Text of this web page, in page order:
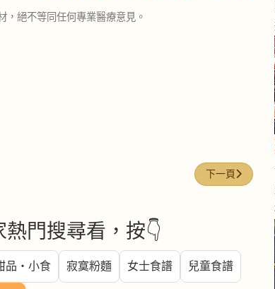
絕不等同任何專業醫療意見。
下一篇文章: 青
下一頁
門搜尋看，按👇
品・小食 寂寞粉麵 女士食譜 兒童食譜